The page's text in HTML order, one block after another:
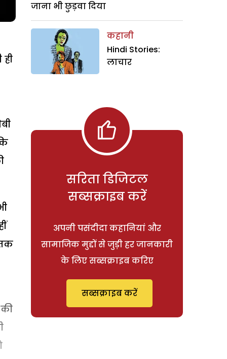
जाना भी छुड़वा दिया
कहानी
Hindi Stories:
लाचार
सरिता डिजिटल
सब्सक्राइब करें
अपनी पसंदीदा कहानियां और
सामाजिक मुद्दों से जुड़ी हर जानकारी
के लिए सब्सक्राइब करिए
सब्सक्राइब करें